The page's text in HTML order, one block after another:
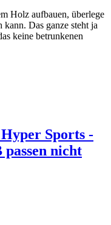
Holz aufbauen, überlege
kann. Das ganze steht ja
keine betrunkenen
Sports -
passen nicht